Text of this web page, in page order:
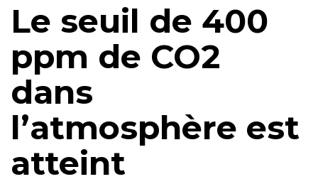
Le seuil de 400
ppm de CO2
dans
l’atmosphère est
atteint